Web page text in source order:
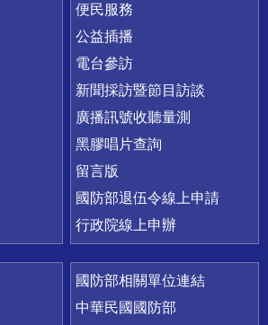
便民服務
公益插播
電台參訪
新聞採訪暨節目訪談
廣播訊號收聽量測
黑膠唱片查詢
留言版
國防部退伍令線上申請
行政院線上申辦
國防部相關單位連結
中華民國國防部